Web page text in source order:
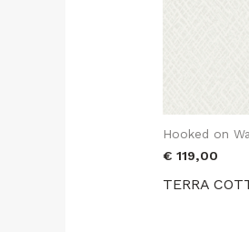
Hooked on
€ 119,00
TERRA